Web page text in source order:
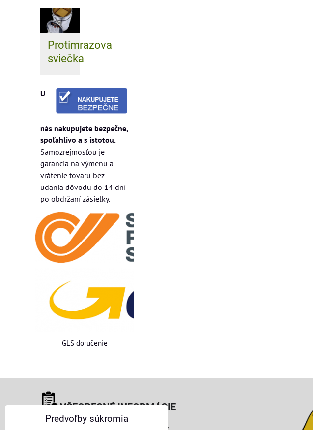
Protimrazova
sviečka
U
nás nakupujete bezpečne,
spoľahlivo a s istotou.
Samozrejmosťou je
garancia na výmenu a
vrátenie tovaru bez
udania dôvodu do 14 dní
po obdržaní zásielky.
GLS doručenie
VŠEOBECNÉ INFORMÁCIE
Obchodné podmienky pre osoby
Predvoľby súkromia